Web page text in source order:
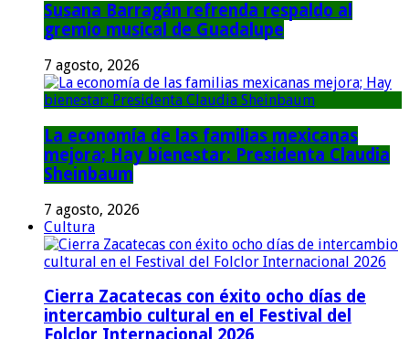
Susana Barragán refrenda respaldo al
gremio musical de Guadalupe
7 agosto, 2026
La economía de las familias mexicanas
mejora; Hay bienestar: Presidenta Claudia
Sheinbaum
7 agosto, 2026
Cultura
Cierra Zacatecas con éxito ocho días de
intercambio cultural en el Festival del
Folclor Internacional 2026